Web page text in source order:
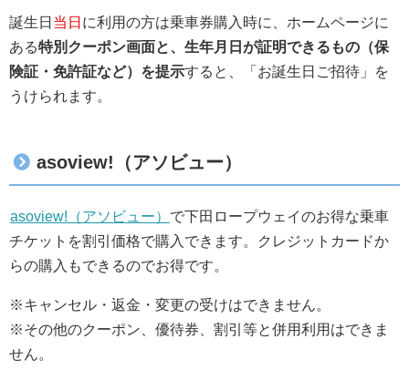
誕生日 当日 に利用の方は乗車券購入時に、ホームページに
ある特別クーポン画面と、生年月日が証明できるもの（保
険証・免許証など）を提示すると、「お誕生日ご招待」を
うけられます。
asoview!（アソビュー）
asoview!（アソビュー） で下田ロープウェイのお得な乗車
チケットを割引価格で購入できます。クレジットカードか
らの購入もできるのでお得です。
※キャンセル・返金・変更の受けはできません。
※その他のクーポン、優待券、割引等と併用利用はできま
せん。